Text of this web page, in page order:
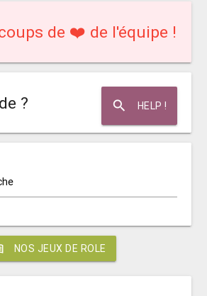
de ❤️ de l'équipe !
search HELP !
?
NOS JEUX DE ROLE